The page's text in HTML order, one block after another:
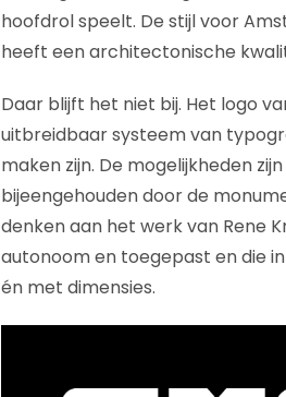
hoofdrol speelt. De stijl voor
heeft een architectonische
Daar blijft het niet bij. Het logo
uitbreidbaar systeem van
maken zijn. De mogelijkheden
bijeengehouden door de
denken aan het werk van Rene
autonoom en toegepast en die
én met dimensies.